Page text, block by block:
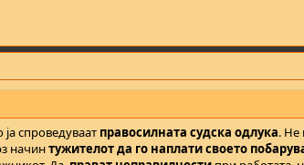
спроведуваат правосилната судска одлука. Не
начинтужителот да го наплати своето